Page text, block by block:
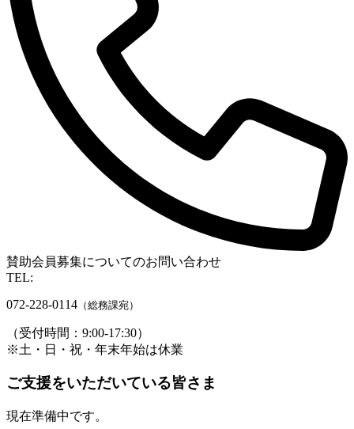
賛助会員募集についてのお問い合わせ
TEL:
072-228-0114 （総務課宛）
（受付時間：9:00-17:30）
※土・日・祝・年末年始は休業
ご支援をいただいている皆さま
現在準備中です。